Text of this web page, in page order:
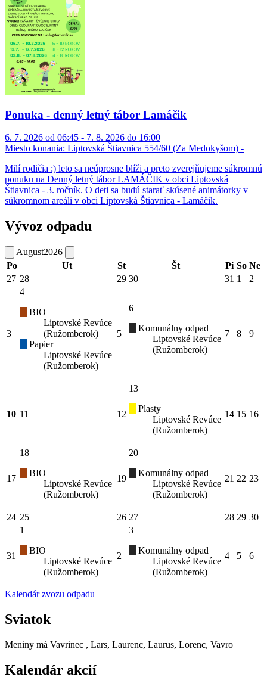
Ponuka - denný letný tábor Lamáčik
6. 7. 2026 od 06:45 - 7. 8. 2026 do 16:00
Miesto konania: Liptovská Štiavnica 554/60 (Za Medokyšom) -
Milí rodičia :) leto sa neúprosne blíži a preto zverejňujeme súkromnú
ponuku na Denný letný tábor LAMÁČIK v obci Liptovská
Štiavnica - 3. ročník. O deti sa budú starať skúsené animátorky v
súkromnom areáli v obci Liptovská Štiavnica - Lamáčik.
Vývoz odpadu
August2026
Po
Ut St Št Pi So Ne
27 28 29 30 31 1 2
3
4
BIO
Liptovské Revúce
(Ružomberok)
Papier
Liptovské Revúce
(Ružomberok)
5
6
Komunálny odpad
Liptovské Revúce
(Ružomberok)
7 8 9
10 11 12
13
Plasty
Liptovské Revúce
(Ružomberok)
14 15 16
17
18
BIO
Liptovské Revúce
(Ružomberok)
19
20
Komunálny odpad
Liptovské Revúce
(Ružomberok)
21 22 23
24 25 26 27 28 29 30
31
1
BIO
Liptovské Revúce
(Ružomberok)
2
3
Komunálny odpad
Liptovské Revúce
(Ružomberok)
4 5 6
Kalendár zvozu odpadu
Sviatok
Meniny má Vavrinec , Lars, Laurenc, Laurus, Lorenc, Vavro
Kalendár akcií